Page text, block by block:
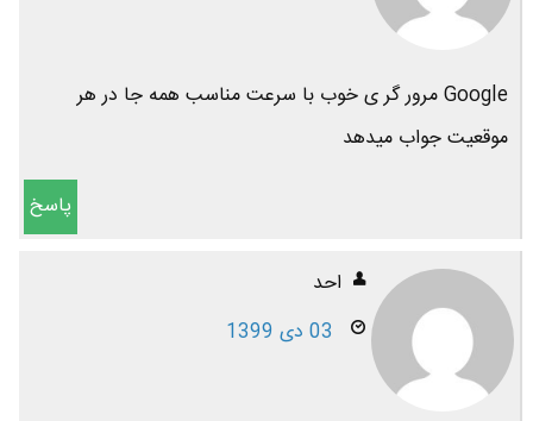
Google مرور گر ی خوب با سرعت مناسب همه جا در هر
موقعیت جواب میدهد
پاسخ
احد
03 دی 1399